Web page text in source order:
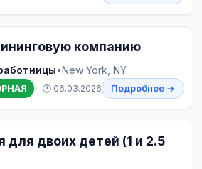
компанию
•New York, NY
🕐 06.03.2026 Подробнее →
для двоих детей (1 и 2.5